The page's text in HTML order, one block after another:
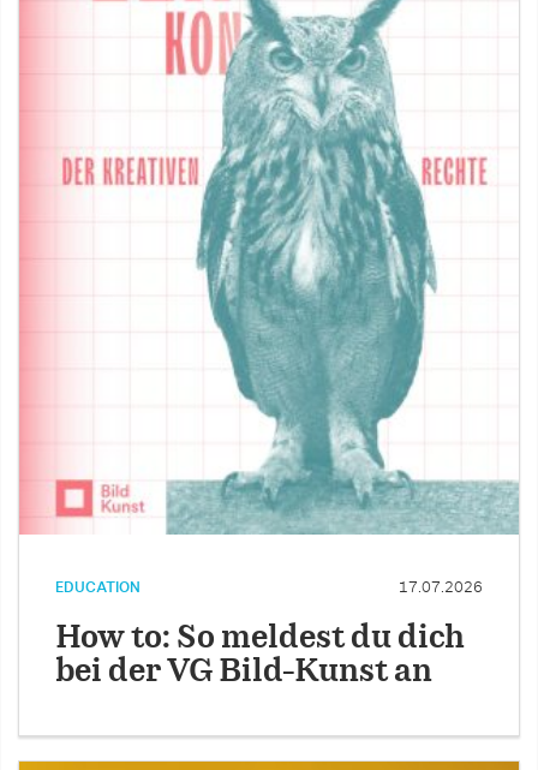
EDUCATION 17.07.2026
How to: So meldest du dich
bei der VG Bild-Kunst an